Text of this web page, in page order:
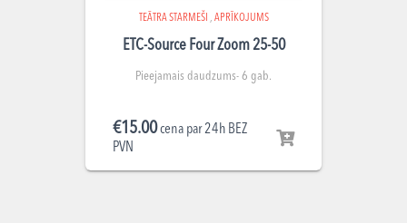
TEĀTRA STARMEŠI , APRĪKOJUMS
ETC-Source Four Zoom 25-50
Pieejamais daudzums- 6 gab.
€15.00cena par 24h BEZ
PVN